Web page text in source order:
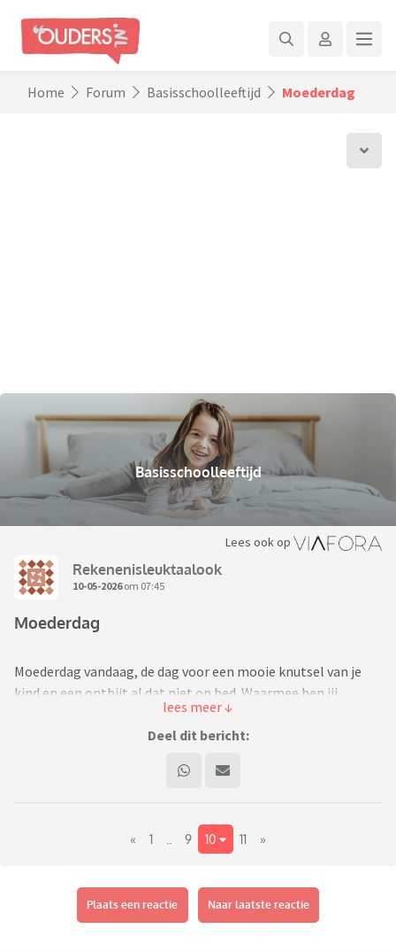
Home Forum Basisschoolleeftijd Moederdag
Basisschoolleeftijd
Lees ook op
Rekenenisleuktaalook
10-05-2026om 07:45
Moederdag
Moederdag vandaag, de dag voor een mooie knutsel van je
kind en een ontbijt al dat niet op bed. Waarmee ben jij
verwend? En heeft je kind dat op school gemaakt of niet?
Moederdag. Kinderen vinden dit niet altijd leuk meer om te
doen, die kopen liever iets. Wordt het nog gewaardeerd door
ouders, of kunnen we onze energie beter in rekenen en taal
Kom maar op met je mening over het cadeautje, gemaakt op
school, wat je van je kind kreeg. Ik ben benieuwd!
Deel dit bericht:
« 1 9 10 11 »
Plaats een reactie Naar laatste reactie